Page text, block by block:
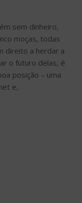
sem dinheiro,
moças, todas
direito a herdar a
o futuro delas, é
posição – uma
e,